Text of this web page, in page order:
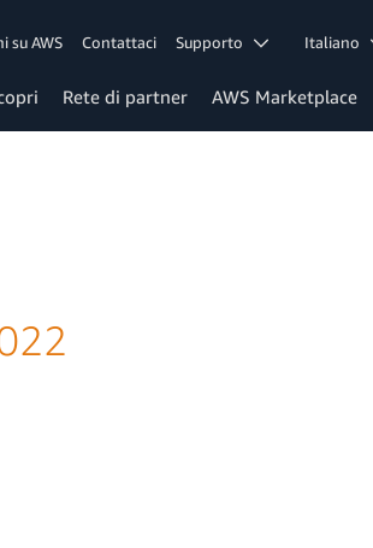
su AWS Contattaci Supporto Italiano
Rete di partner AWS Marketplace